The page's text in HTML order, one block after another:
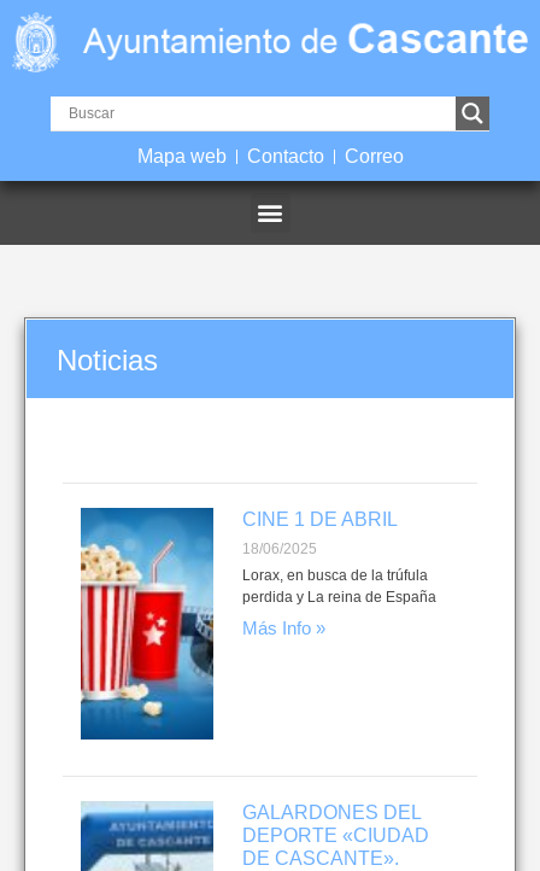
Mapa web Contacto Correo
Noticias
CINE 1 DE ABRIL
18/06/2025
Lorax, en busca de la trúfula
perdida y La reina de España
Más Info »
GALARDONES DEL
DEPORTE «CIUDAD
DE CASCANTE».